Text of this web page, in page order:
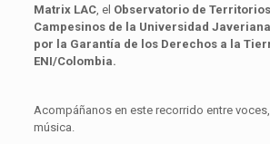
Matrix LAC, el Observatorio de
Campesinos de la Universidad Javeriana
por la Garantía de los Derechos a la
ENI/Colombia.
Acompáñanos en este recorrido entre
música.